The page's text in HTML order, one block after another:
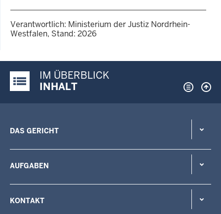
Verantwortlich: Ministerium der Justiz Nordrhein-
Westfalen, Stand: 2026
Justiz-Portal im Überblick:
IM ÜBERBLICK
INHALT
DAS GERICHT
AUFGABEN
KONTAKT